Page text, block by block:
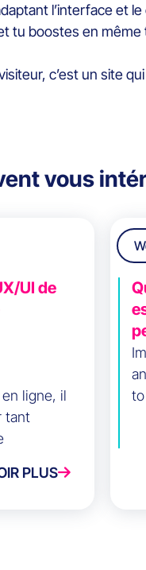
l’interface et
tu boostes en même
c’est un site
vous
UI de
ligne, il
tant
PLUS